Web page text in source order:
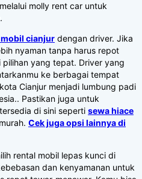
molly rent car untuk
cianjur dengan driver. Jika
nyaman tanpa harus repot
pilihan yang tepat. Driver yang
ke berbagai tempat
Cianjur menjadi lumbung padi
Pastikan juga untuk
di sini seperti sewa hiace
murah. Cek juga opsi lainnya di
rental mobil lepas kunci di
dan kenyamanan untuk